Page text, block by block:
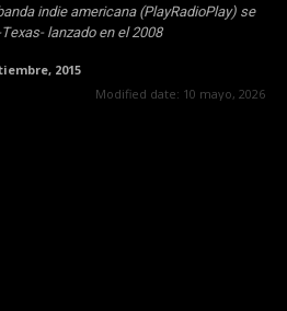
indie americana (PlayRadioPlay) se
lanzado en el 2008
2015
Modified date: 10 mayo, 2026